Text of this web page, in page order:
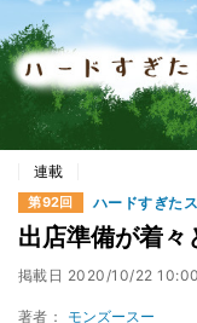
連載
第92回 ハードすぎた
出店準備が着々
掲載日 2020/10/22 10:00
著者： モンズースー